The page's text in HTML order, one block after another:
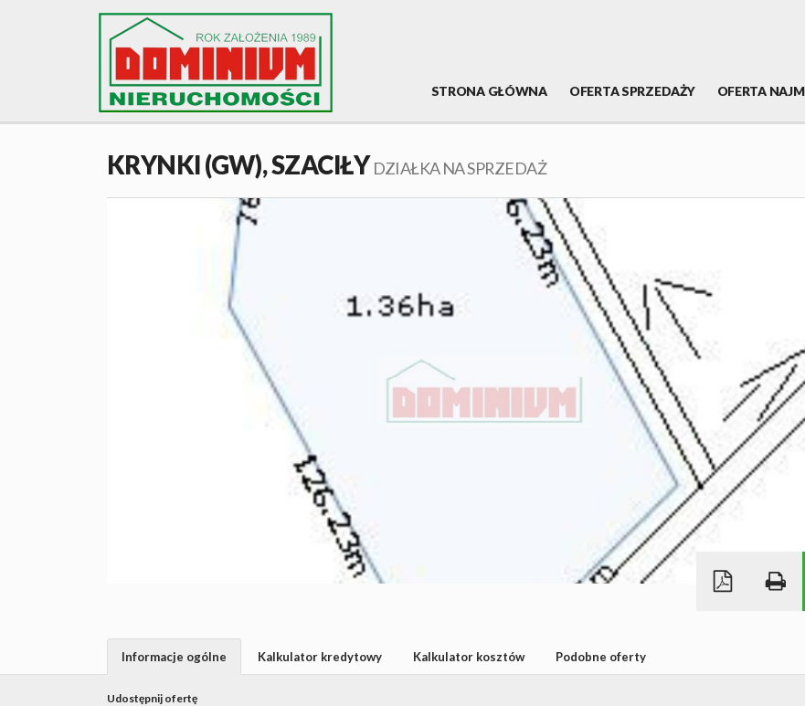
STRONA GŁÓWNA OFERTA SPRZEDAŻY OFERTA
KRYNKI (GW),SZACIŁY DZIAŁKA NA SPRZEDAŻ
Udostępnij ofertę
Informacje ogólne Kalkulator kredytowy Kalkulator kosztów Podobne oferty